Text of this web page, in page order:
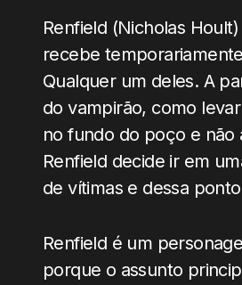
Renfield (Nicholas
recebe
Qualquer um deles. A
do vampirão, como
no fundo do poço e não
Renfield decide ir em
de vítimas e dessa
Renfield é um
porque o assunto